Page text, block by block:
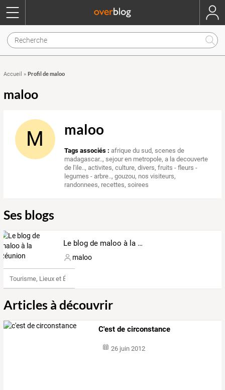
Accueil » Profil de maloo
maloo
M maloo
Tags associés : afrique du sud,scenes de
madagascar..,sejour en metropole,a la decouverte
de l'ile..,activites,culture,divers,fruits - fleurs -
legumes - arbre..,gouzou, nos visiteurs,
randonnees, recettes,soirees
Ses blogs
Le blog de maloo à la Réunion
maloo
Tourisme, Lieux et Événements
Articles à découvrir
C'est de circonstance
26 juin 2012